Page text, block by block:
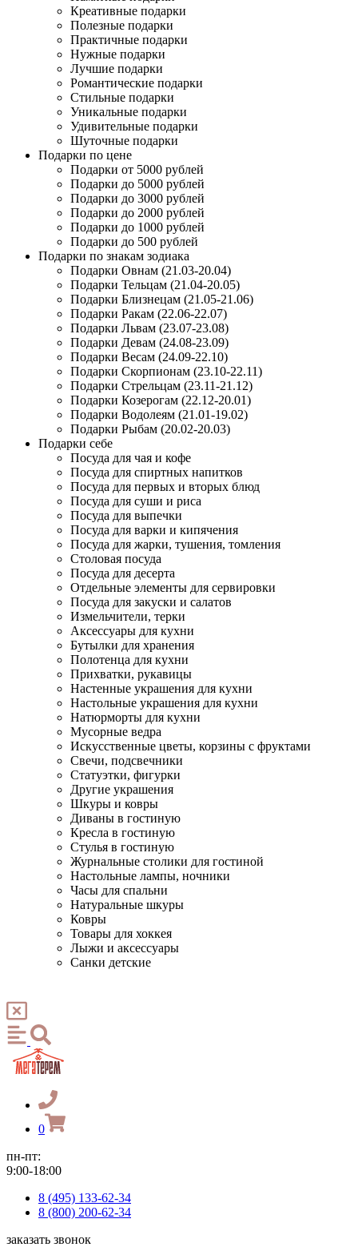
Креативные подарки
Полезные подарки
Практичные подарки
Нужные подарки
Лучшие подарки
Романтические подарки
Стильные подарки
Уникальные подарки
Удивительные подарки
Шуточные подарки
Подарки по цене
Подарки от 5000 рублей
Подарки до 5000 рублей
Подарки до 3000 рублей
Подарки до 2000 рублей
Подарки до 1000 рублей
Подарки до 500 рублей
Подарки по знакам зодиака
Подарки Овнам (21.03-20.04)
Подарки Тельцам (21.04-20.05)
Подарки Близнецам (21.05-21.06)
Подарки Ракам (22.06-22.07)
Подарки Львам (23.07-23.08)
Подарки Девам (24.08-23.09)
Подарки Весам (24.09-22.10)
Подарки Скорпионам (23.10-22.11)
Подарки Стрельцам (23.11-21.12)
Подарки Козерогам (22.12-20.01)
Подарки Водолеям (21.01-19.02)
Подарки Рыбам (20.02-20.03)
Подарки себе
Посуда для чая и кофе
Посуда для спиртных напитков
Посуда для первых и вторых блюд
Посуда для суши и риса
Посуда для выпечки
Посуда для варки и кипячения
Посуда для жарки, тушения, томления
Столовая посуда
Посуда для десерта
Отдельные элементы для сервировки
Посуда для закуски и салатов
Измельчители, терки
Аксессуары для кухни
Бутылки для хранения
Полотенца для кухни
Прихватки, рукавицы
Настенные украшения для кухни
Настольные украшения для кухни
Натюрморты для кухни
Мусорные ведра
Искусственные цветы, корзины с фруктами
Свечи, подсвечники
Статуэтки, фигурки
Другие украшения
Шкуры и ковры
Диваны в гостиную
Кресла в гостиную
Стулья в гостиную
Журнальные столики для гостиной
Настольные лампы, ночники
Часы для спальни
Натуральные шкуры
Ковры
Товары для хоккея
Лыжи и аксессуары
Санки детские
0
пн-пт:
9:00-18:00
8 (495) 133-62-34
8 (800) 200-62-34
заказать звонок